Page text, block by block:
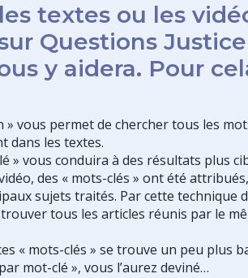
textes ou les
Questions
y aidera. Pour
» vous permet de chercher tous les
dans les textes.
» vous conduira à des résultats plus
des « mots-clés » ont été
sujets traités. Par cette technique
tous les articles réunis par le
« mots-clés » se trouve un peu plus
mot-clé », vous l’aurez deviné…